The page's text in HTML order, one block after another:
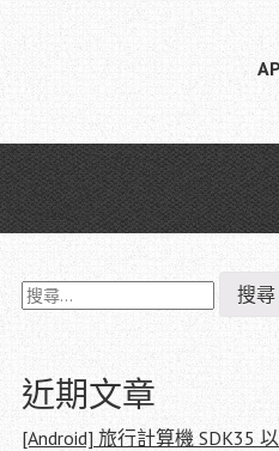
Skip
to
搜
尋
字:
近期文章
[Android] 旅行計算機 SDK35